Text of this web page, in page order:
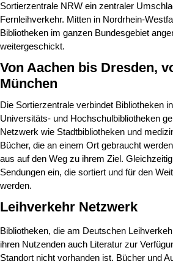
Sortierzentrale NRW ein zentraler
Fernleihverkehr. Mitten in Nordrhein-
Bibliotheken im ganzen Bundesgebiet
weitergeschickt.
Von Aachen bis Dresden,
München
Die Sortierzentrale verbindet Bibliotheken
Universitäts- und Hochschulbibliotheken
Netzwerk wie Stadtbibliotheken und
Bücher, die an einem Ort gebraucht
aus auf den Weg zu ihrem Ziel.
Sendungen ein, die sortiert und für den
werden.
Leihverkehr Netzwerk
Bibliotheken, die am Deutschen
ihren Nutzenden auch Literatur zur
Standort nicht vorhanden ist. Bücher und